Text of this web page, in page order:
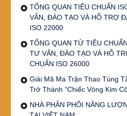
TỔNG QUAN TIÊU CHUẨN
VẤN, ĐÀO TẠO VÀ HỖ TRỢ
ISO 22000
TỔNG QUAN TỪ TIÊU
TƯ VẤN, ĐÀO TẠO VÀ HỖ
CHUẨN ISO 26000
Giải Mã Ma Trận Thao Túng
Trở Thành “Chiếc Vòng Kim
NHÀ PHÂN PHỐI NĂNG